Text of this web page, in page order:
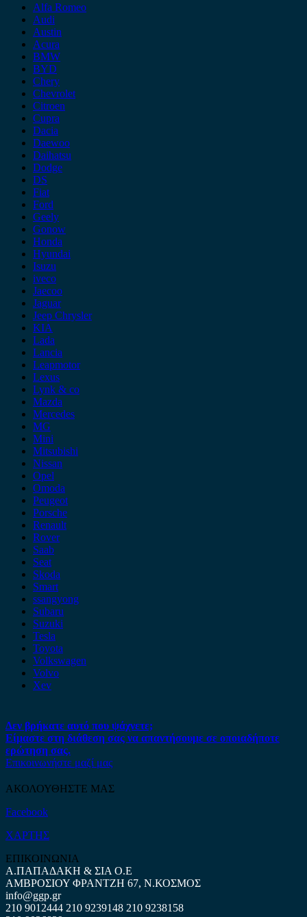
Alfa Romeo
Audi
Austin
Acura
BMW
BYD
Chery
Chevrolet
Citroen
Cupra
Dacia
Daewoo
Daihatsu
Dodge
DS
Fiat
Ford
Geely
Gonow
Honda
Hyundai
Isuzu
iveco
Jaecoo
Jaguar
Jeep Chrysler
KIA
Lada
Lancia
Leapmotor
Lexus
Lynk & co
Mazda
Mercedes
MG
Mini
Mitsubishi
Nissan
Opel
Omoda
Peugeot
Porsche
Renault
Rover
Saab
Seat
Skoda
Smart
ssangyong
Subaru
Suzuki
Tesla
Toyota
Volkswagen
Volvo
Xev
Δεν βρήκατε αυτό που ψάχνετε;
Είμαστε στη διάθεση σας να απαντήσουμε σε οποιαδήποτε
ερώτηση σας.
Επικοινωνήστε μαζί μας
ΑΚΟΛΟΥΘΗΣΤΕ ΜΑΣ
Facebook
ΧΑΡΤΗΣ
ΕΠΙΚΟΙΝΩΝΙΑ
Α.ΠΑΠΑΔΑΚΗ & ΣΙΑ Ο.Ε
ΑΜΒΡΟΣΙΟΥ ΦΡΑΝΤΖΗ 67, Ν.ΚΟΣΜΟΣ
info@ggp.gr
210 9012444 210 9239148 210 9238158